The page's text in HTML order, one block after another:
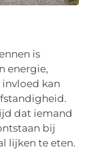
is
energie,
kan
dat iemand
bij
lijken te eten.